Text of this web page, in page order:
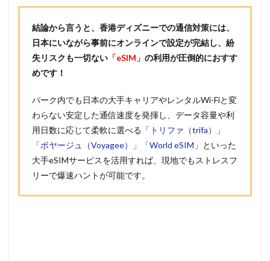
結論から言うと、香港ディズニーでの通信対策には、
日本にいながら事前にオンラインで設定が完結し、紛
失リスクも一切ない 「eSIM」 の利用が圧倒的におすす
めです！
パーク内でも日本の大手キャリアやレンタルWi-Fiと変
わらない安定した通信速度を発揮し、データ容量や利
用日数に応じて柔軟に選べる「 トリファ（trifa）
」
「ボヤージュ（Voyagee）」
「World eSIM」 といった
大手eSIMサービスを活用すれば、現地でもストレスフ
リーで爆速ハントが可能です。